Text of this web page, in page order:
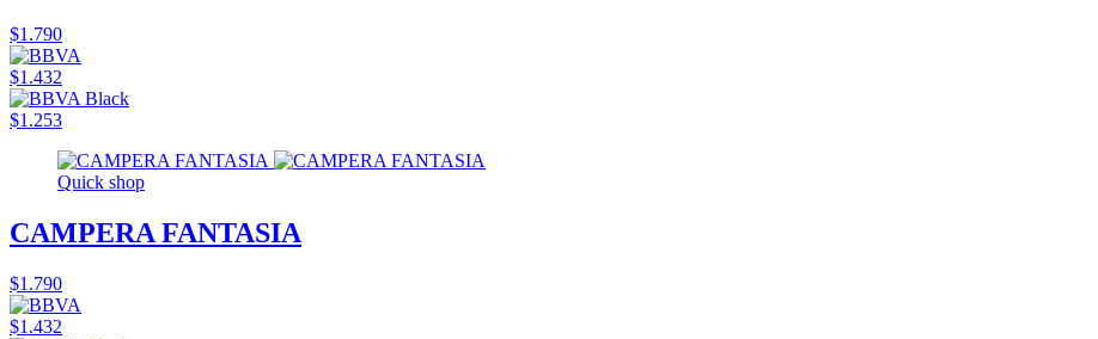
$1.790
$1.432
$1.253
Quick shop
CAMPERA FANTASIA
$1.790
$1.432